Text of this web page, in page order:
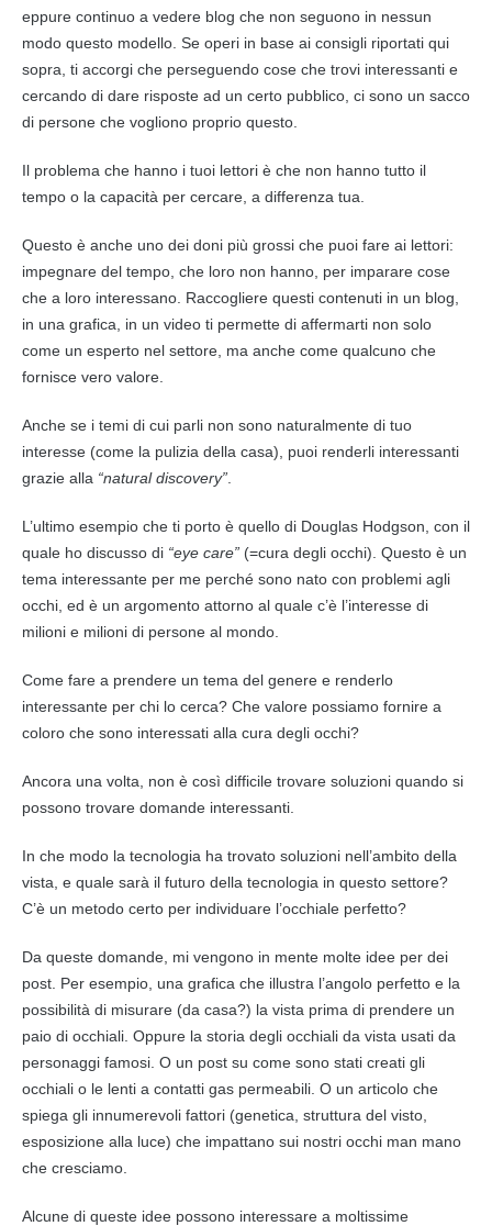
eppure continuo a vedere blog che non seguono in nessun
modo questo modello. Se operi in base ai consigli riportati qui
sopra, ti accorgi che perseguendo cose che trovi interessanti e
cercando di dare risposte ad un certo pubblico, ci sono un sacco
di persone che vogliono proprio questo.
Il problema che hanno i tuoi lettori è che non hanno tutto il
tempo o la capacità per cercare, a differenza tua.
Questo è anche uno dei doni più grossi che puoi fare ai lettori:
impegnare del tempo, che loro non hanno, per imparare cose
che a loro interessano. Raccogliere questi contenuti in un blog,
in una grafica, in un video ti permette di affermarti non solo
come un esperto nel settore, ma anche come qualcuno che
fornisce vero valore.
Anche se i temi di cui parli non sono naturalmente di tuo
interesse (come la pulizia della casa), puoi renderli interessanti
grazie alla “natural discovery”
L’ultimo esempio che ti porto è quello di Douglas Hodgson, con il
quale ho discusso di “eye care” (=cura degli occhi). Questo è un
tema interessante per me perché sono nato con problemi agli
occhi, ed è un argomento attorno al quale c’è l’interesse di
milioni e milioni di persone al mondo.
Come fare a prendere un tema del genere e renderlo
interessante per chi lo cerca? Che valore possiamo fornire a
coloro che sono interessati alla cura degli occhi?
Ancora una volta, non è così difficile trovare soluzioni quando si
possono trovare domande interessanti.
In che modo la tecnologia ha trovato soluzioni nell’ambito della
vista, e quale sarà il futuro della tecnologia in questo settore?
C’è un metodo certo per individuare l’occhiale perfetto?
Da queste domande, mi vengono in mente molte idee per dei
post. Per esempio, una grafica che illustra l’angolo perfetto e la
possibilità di misurare (da casa?) la vista prima di prendere un
paio di occhiali. Oppure la storia degli occhiali da vista usati da
personaggi famosi. O un post su come sono stati creati gli
occhiali o le lenti a contatti gas permeabili. O un articolo che
spiega gli innumerevoli fattori (genetica, struttura del visto,
esposizione alla luce) che impattano sui nostri occhi man mano
che cresciamo.
Alcune di queste idee possono interessare a moltissime